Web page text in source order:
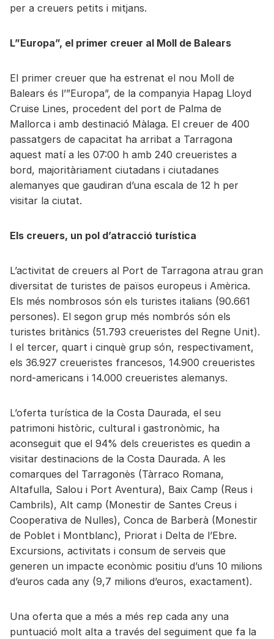
per a creuers petits i mitjans.
L”Europa”, el primer creuer al Moll de Balears
El primer creuer que ha estrenat el nou Moll de
Balears és l’”Europa”, de la companyia Hapag Lloyd
Cruise Lines, procedent del port de Palma de
Mallorca i amb destinació Màlaga. El creuer de 400
passatgers de capacitat ha arribat a Tarragona
aquest matí a les 07:00 h amb 240 creueristes a
bord, majoritàriament ciutadans i ciutadanes
alemanyes que gaudiran d’una escala de 12 h per
visitar la ciutat.
Els creuers, un pol d’atracció turística
L’activitat de creuers al Port de Tarragona atrau gran
diversitat de turistes de països europeus i Amèrica.
Els més nombrosos són els turistes italians (90.661
persones). El segon grup més nombrós són els
turistes britànics (51.793 creueristes del Regne Unit).
I el tercer, quart i cinquè grup són, respectivament,
els 36.927 creueristes francesos, 14.900 creueristes
nord-americans i 14.000 creueristes alemanys.
L’oferta turística de la Costa Daurada, el seu
patrimoni històric, cultural i gastronòmic, ha
aconseguit que el 94% dels creueristes es quedin a
visitar destinacions de la Costa Daurada. A les
comarques del Tarragonès (Tàrraco Romana,
Altafulla, Salou i Port Aventura), Baix Camp (Reus i
Cambrils), Alt camp (Monestir de Santes Creus i
Cooperativa de Nulles), Conca de Barberà (Monestir
de Poblet i Montblanc), Priorat i Delta de l’Ebre.
Excursions, activitats i consum de serveis que
generen un impacte econòmic positiu d’uns 10 milions
d’euros cada any (9,7 milions d’euros, exactament).
Una oferta que a més a més rep cada any una
puntuació molt alta a través del seguiment que fa la